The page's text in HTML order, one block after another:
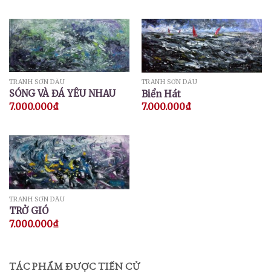
TRANH SƠN DẦU
SÓNG VÀ ĐÁ YÊU NHAU
7.000.000₫
TRANH SƠN DẦU
Biển Hát
7.000.000₫
TRANH SƠN DẦU
TRỞ GIÓ
7.000.000₫
TÁC PHẨM ĐƯỢC TIẾN CỬ